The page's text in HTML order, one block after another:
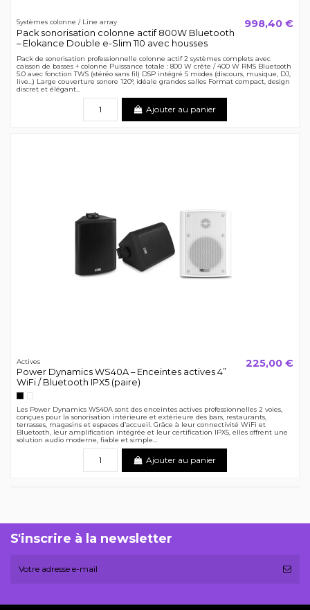
Systèmes colonne / Line array
Pack sonorisation colonne actif 800W Bluetooth
– Elokance Double e-Slim 110 avec housses
998,40 €
Pack de sonorisation professionnelle colonne actif 2 systèmes complets avec
caisson de basses + colonne Puissance totale : 800 W crête / 400 W RMS Bluetooth
5.0 avec fonction TWS (stéréo sans fil) DSP intégré 5 modes (discours, musique, DJ,
live…) Large couverture sonore 120°, idéale grandes salles Format compact, design
discret et élégant...
Ajouter au panier
Actives
Power Dynamics WS40A – Enceintes actives 4”
WiFi / Bluetooth IPX5 (paire)
NoirBlanc
225,00 €
Les Power Dynamics WS40A sont des enceintes actives professionnelles 2 voies,
conçues pour la sonorisation intérieure et extérieure des bars, restaurants,
terrasses, magasins et espaces d’accueil. Grâce à leur connectivité WiFi et
Bluetooth, leur amplification intégrée et leur certification IPX5, elles offrent une
solution audio moderne, fiable et simple...
Ajouter au panier
S'inscrire à la newsletter